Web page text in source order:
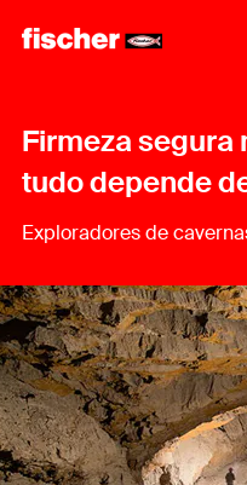
Firmeza segura
tudo depende
Exploradores de